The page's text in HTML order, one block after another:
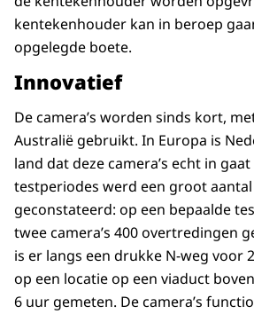
kentekenhouder kan in beroep
opgelegde boete.
Innovatief
De camera’s worden sinds kort,
Australië gebruikt. In Europa is
land dat deze camera’s echt in
testperiodes werd een groot
geconstateerd: op een bepaalde
twee camera’s 400 overtredingen
is er langs een drukke N-weg voor
op een locatie op een viaduct
6 uur gemeten. De camera’s